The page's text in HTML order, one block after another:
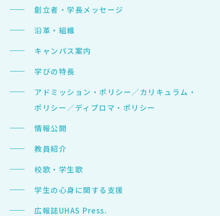
創立者・学長メッセージ
沿革・組織
キャンパス案内
学びの特長
アドミッション・ポリシー／カリキュラム・
ポリシー／ディプロマ・ポリシー
情報公開
教員紹介
校歌・学生歌
学生の心身に関する支援
広報誌UHAS Press.